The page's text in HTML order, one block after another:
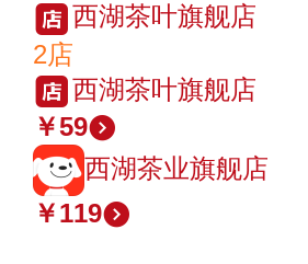
西湖茶叶旗舰店
2店
西湖茶叶旗舰店
￥59
西湖茶业旗舰店
￥119